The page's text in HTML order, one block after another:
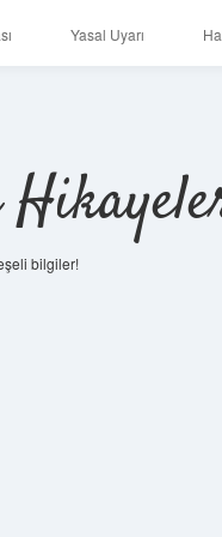
Yasal Uyarı
bilgiler!